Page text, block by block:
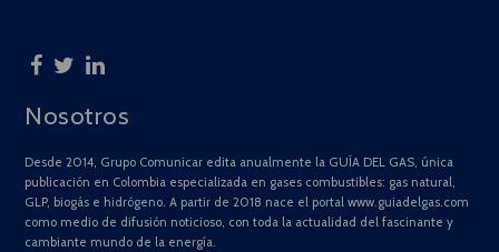
Nosotros
Desde 2014, Grupo Comunicar edita anualmente la GUÍA DEL GAS, única
publicación en Colombia especializada en gases combustibles: gas natural,
GLP, biogás e hidrógeno. A partir de 2018 nace el portal www.guiadelgas.com
como medio de difusión noticioso, con toda la actualidad del fascinante y
cambiante mundo de la energía.